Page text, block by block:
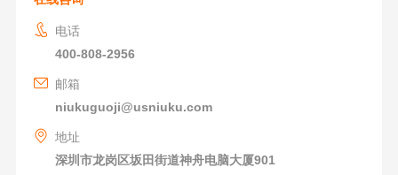
电话
400-808-2956
邮箱
niukuguoji@usniuku.com
地址
深圳市龙岗区坂田街道神舟电脑大厦901